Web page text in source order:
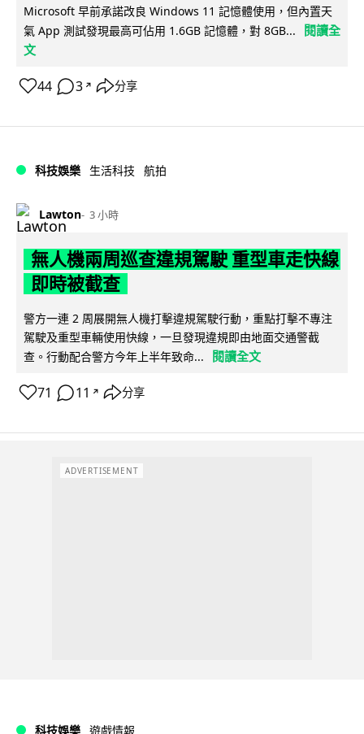
Microsoft 早前承諾改良 Windows 11 記憶體使用，但內置天
氣 App 測試發現最高可佔用 1.6GB 記憶體，對 8GB...
閱讀全
文
44 3 ↗ 分享
科技娛樂 生活科技 航拍
Lawton 3 小時
無人機兩周巡查違規駕駛 重型車走快線
即時被截查
警方一連 2 周展開無人機打擊違規駕駛行動，重點打擊不專注
駕駛及重型車輛使用快線，一旦發現違規即由地面交通警截
查。行動配合警方今年上半年致命...
閱讀全文
71 11 ↗ 分享
ADVERTISEMENT
科技娛樂 遊戲情報